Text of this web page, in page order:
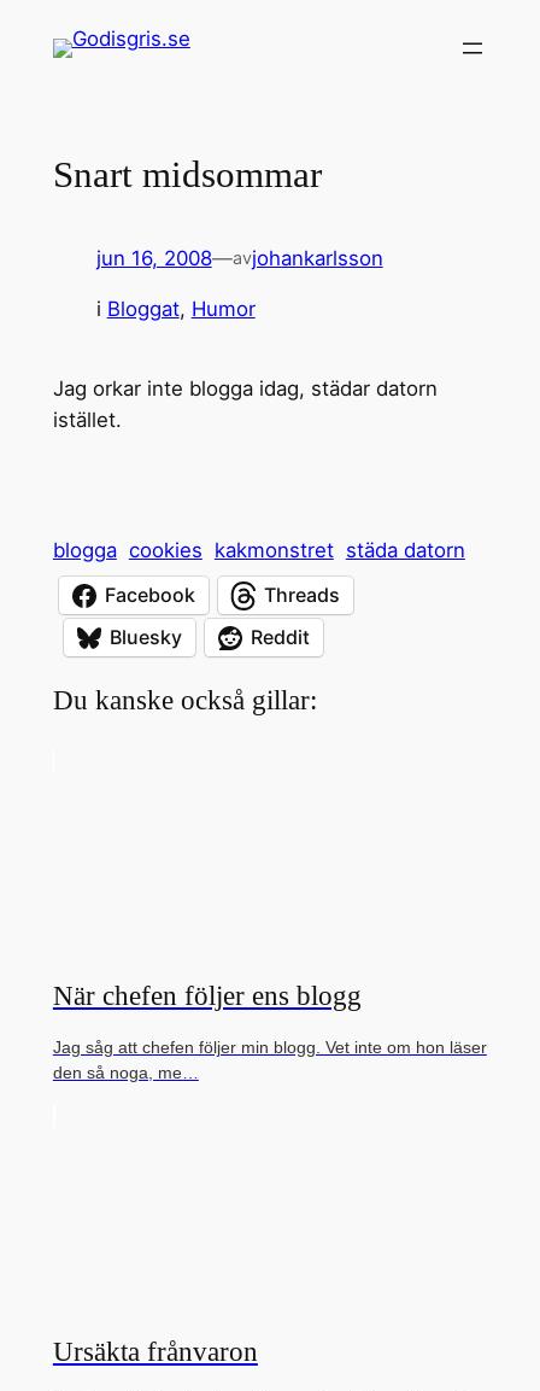
Snart midsommar
jun 16, 2008—avjohankarlsson
i Bloggat, Humor
Jag orkar inte blogga idag, städar datorn
istället.
blogga cookies kakmonstret städa datorn
Facebook
Threads
Bluesky
Reddit
Du kanske också gillar:
När chefen följer ens blogg
Jag såg att chefen följer min blogg. Vet inte om hon läser
den så noga, me…
Ursäkta frånvaron